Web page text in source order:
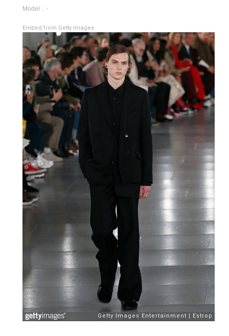
Model：-
Embed from Getty Images